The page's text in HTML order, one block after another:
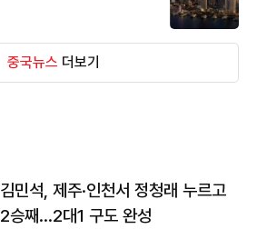
중국뉴스 더보기
김민석, 제주·인천서 정청래 누르고
2승째…2대1 구도 완성